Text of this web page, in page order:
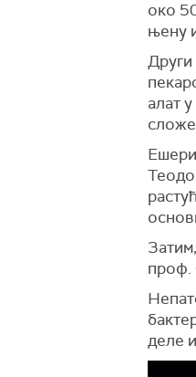
око
њену
алат
проф.
деле